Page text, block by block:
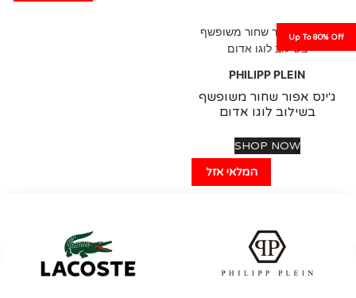
Up To
המלאי אזל
PHILIPP PLEIN
אפור שחור משופשף
בשילוב לוגו אדום
SHOP NOW